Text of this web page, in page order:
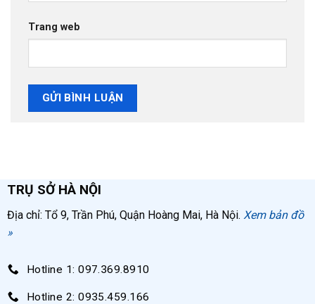
Trang web
TRỤ SỞ HÀ NỘI
Địa chỉ: Tổ 9, Trần Phú, Quận Hoàng Mai, Hà Nội. Xem bản đồ
»
Hotline 1: 097.369.8910
Hotline 2: 0935.459.166